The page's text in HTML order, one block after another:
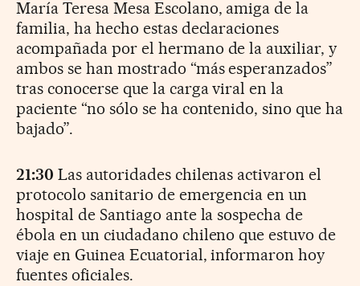
María Teresa Mesa Escolano, amiga de la
familia, ha hecho estas declaraciones
acompañada por el hermano de la auxiliar, y
ambos se han mostrado “más esperanzados”
tras conocerse que la carga viral en la
paciente “no sólo se ha contenido, sino que ha
bajado”.
21:30 Las autoridades chilenas activaron el
protocolo sanitario de emergencia en un
hospital de Santiago ante la sospecha de
ébola en un ciudadano chileno que estuvo de
viaje en Guinea Ecuatorial, informaron hoy
fuentes oficiales.